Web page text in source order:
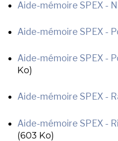
Aide-mémoire SPEX -
Aide-mémoire SPEX -
Aide-mémoire SPEX -
Ko)
Aide-mémoire SPEX -
Aide-mémoire SPEX -
(603 Ko)